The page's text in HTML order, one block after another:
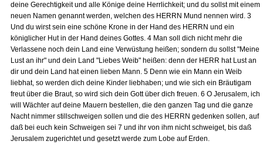
deine Gerechtigkeit und alle Könige deine Herrlichkeit; und du sollst mit einem
neuen Namen genannt werden, welchen des HERRN Mund nennen wird. 3
Und du wirst sein eine schöne Krone in der Hand des HERRN und ein
königlicher Hut in der Hand deines Gottes. 4 Man soll dich nicht mehr die
Verlassene noch dein Land eine Verwüstung heißen; sondern du sollst "Meine
Lust an ihr" und dein Land "Liebes Weib" heißen: denn der HERR hat Lust an
dir und dein Land hat einen lieben Mann. 5 Denn wie ein Mann ein Weib
liebhat, so werden dich deine Kinder liebhaben; und wie sich ein Bräutigam
freut über die Braut, so wird sich dein Gott über dich freuen. 6 O Jerusalem, ich
will Wächter auf deine Mauern bestellen, die den ganzen Tag und die ganze
Nacht nimmer stillschweigen sollen und die des HERRN gedenken sollen, auf
daß bei euch kein Schweigen sei 7 und ihr von ihm nicht schweiget, bis daß
Jerusalem zugerichtet und gesetzt werde zum Lobe auf Erden.